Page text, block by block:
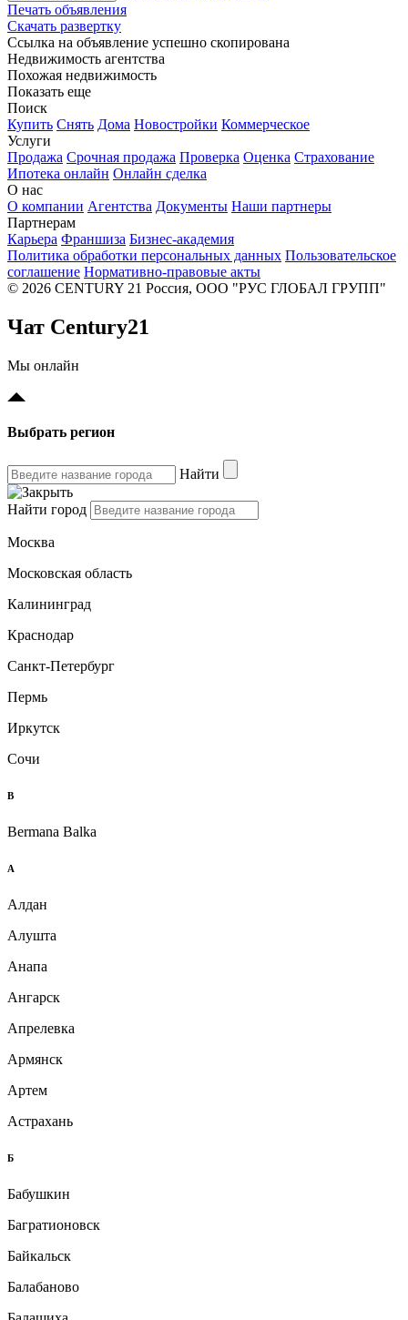
Печать объявления
Скачать развертку
Ссылка на объявление успешно скопирована
Недвижимость агентства
Похожая недвижимость
Показать еще
Поиск
Купить Снять Дома Новостройки Коммерческое
Услуги
Продажа Срочная продажа Проверка Оценка Страхование
Ипотека онлайн Онлайн сделка
О нас
О компании Агентства Документы Наши партнеры
Партнерам
Карьера Франшиза Бизнес-академия
Политика обработки персональных данных Пользовательское
соглашение Нормативно-правовые акты
© 2026 CENTURY 21 Россия, ООО "РУС ГЛОБАЛ ГРУПП"
Чат Century21
Мы онлайн
Выбрать регион
Найти
Найти город
Москва
Московская область
Калининград
Краснодар
Санкт-Петербург
Пермь
Иркутск
Сочи
B
Bermana Balka
А
Алдан
Алушта
Анапа
Ангарск
Апрелевка
Армянск
Артем
Астрахань
Б
Бабушкин
Багратионовск
Байкальск
Балабаново